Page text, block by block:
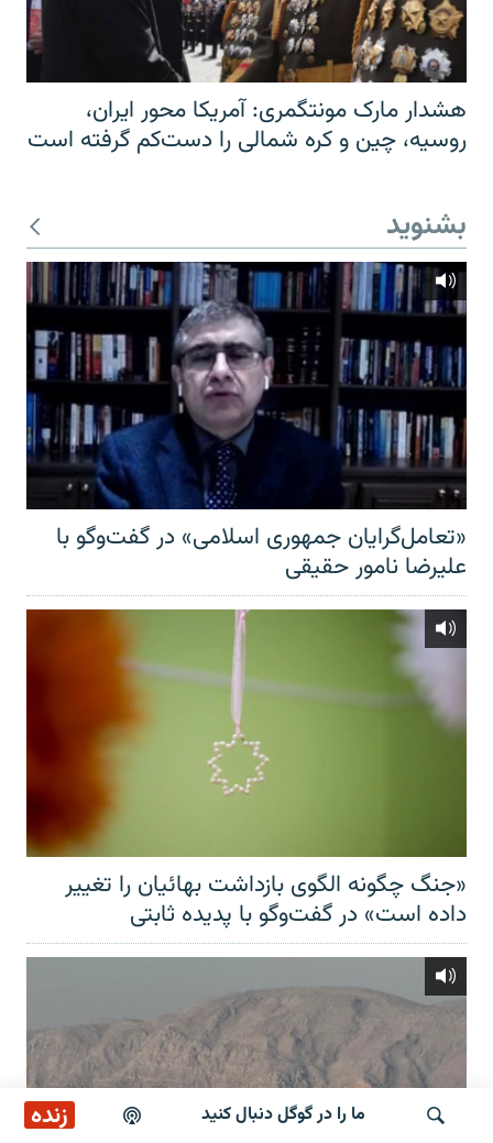
ما را در گوگل دنبال کنید زنده پخش آنلاین
هشدار مارک مونتگمری: آمریکا محور ایران،
روسیه، چین و کره شمالی را دست‌کم گرفته است
بشنوید
«تعامل‌گرایان جمهوری اسلامی» در گفت‌وگو با
علیرضا نامور حقیقی
«جنگ چگونه الگوی بازداشت بهائیان را تغییر
داده است» در گفت‌وگو با پدیده ثابتی